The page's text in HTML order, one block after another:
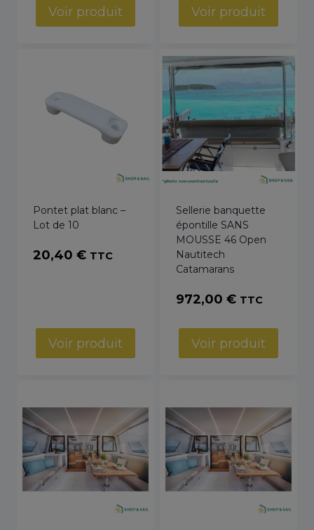
Voir produit Voir produit
Pontet plat blanc –
Lot de 10
20,40 € TTC
Voir produit
Sellerie banquette
épontille SANS
MOUSSE 46 Open
Nautitech
Catamarans
972,00 € TTC
Voir produit